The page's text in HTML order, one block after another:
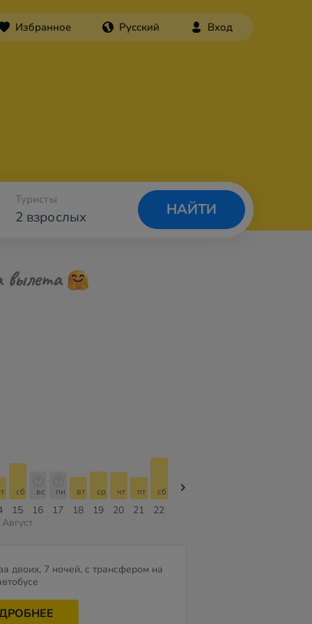
Избранное Русский Вход
2 взрослых
Туристы
НАЙТИ
вылета
15
сб
16
вс
17
пн
18
вт
19
ср
20
чт
21
пт
22
сб
Август
за двоих, 7 ночей, с трансфером на